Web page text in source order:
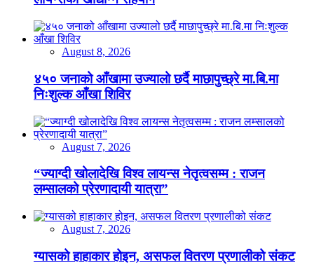
August 8, 2026
४५० जनाको आँखामा उज्यालो छर्दै माछापुच्छ्रे मा.बि.मा
निःशुल्क आँखा शिविर
August 7, 2026
“ज्याग्दी खोलादेखि विश्व लायन्स नेतृत्वसम्म : राजन
लम्सालको प्रेरणादायी यात्रा”
August 7, 2026
ग्यासको हाहाकार होइन, असफल वितरण प्रणालीको संकट